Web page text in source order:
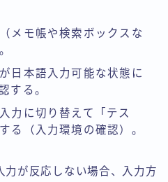
メモ帳や検索ボックスな
日本語入力可能な状態に
する。
力に切り替えて「テス
る（入力環境の確認）。
力が反応しない場合、入力方